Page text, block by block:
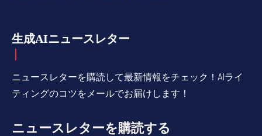
生成AIニュースレター
ニュースレターを購読して最新情報をチェック！AIライ
ティングのコツをメールでお届けします！
ニュースレターを購読する